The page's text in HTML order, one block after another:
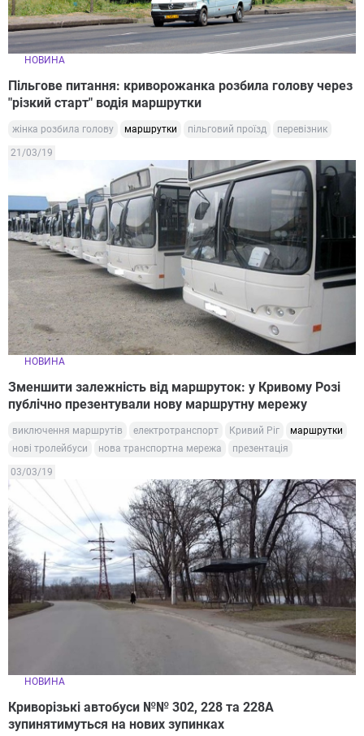
НОВИНА
Пільгове питання: криворожанка розбила голову через
"різкий старт" водія маршрутки
жінка розбила голову маршрутки пільговий проїзд перевізник
21/03/19
НОВИНА
Зменшити залежність від маршруток: у Кривому Розі
публічно презентували нову маршрутну мережу
виключення маршрутів електротранспорт Кривий Ріг
маршрутки
нові тролейбуси
нова транспортна мережа презентація
03/03/19
НОВИНА
Криворізькі автобуси №№ 302, 228 та 228А
зупинятимуться на нових зупинках